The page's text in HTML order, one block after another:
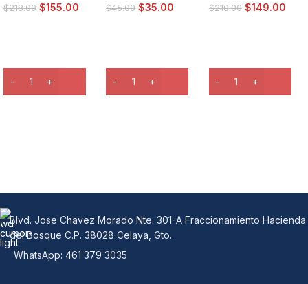
$218.00 $155.00 $45.00 $35.00 $210.00 $149.00
Blvd. Jose Chavez Morado Nte. 301-A Fraccionamiento Hacienda
del Bosque C.P. 38028 Celaya, Gto.
WhatsApp: 461 379 3035